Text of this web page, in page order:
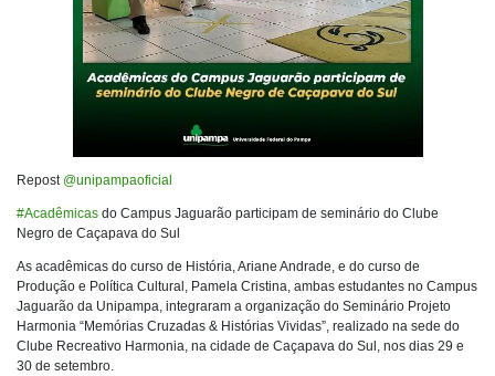
Repost @unipampaoficial
#Acadêmicas do Campus Jaguarão participam de seminário do Clube
Negro de Caçapava do Sul
As acadêmicas do curso de História, Ariane Andrade, e do curso de
Produção e Política Cultural, Pamela Cristina, ambas estudantes no Campus
Jaguarão da Unipampa, integraram a organização do Seminário Projeto
Harmonia “Memórias Cruzadas & Histórias Vividas”, realizado na sede do
Clube Recreativo Harmonia, na cidade de Caçapava do Sul, nos dias 29 e
30 de setembro.